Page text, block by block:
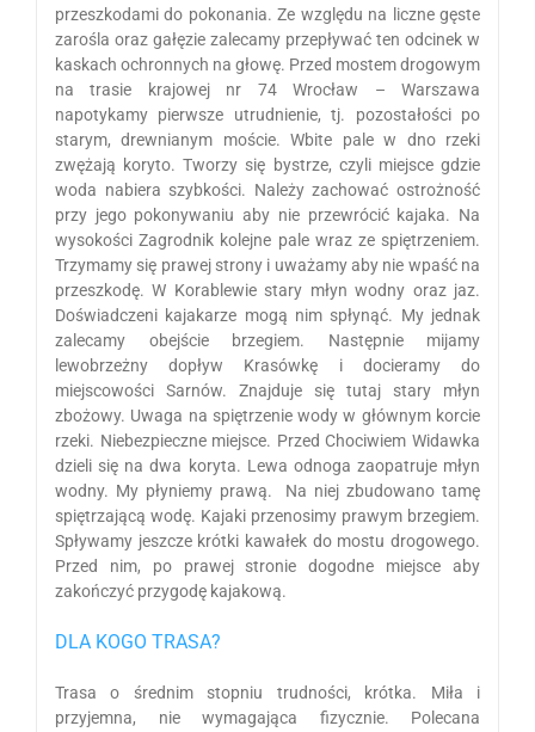
przeszkodami do pokonania. Ze względu na liczne gęste
zarośla oraz gałęzie zalecamy przepływać ten odcinek w
kaskach ochronnych na głowę. Przed mostem drogowym
na trasie krajowej nr 74 Wrocław – Warszawa
napotykamy pierwsze utrudnienie, tj. pozostałości po
starym, drewnianym moście. Wbite pale w dno rzeki
zwężają koryto. Tworzy się bystrze, czyli miejsce gdzie
woda nabiera szybkości. Należy zachować ostrożność
przy jego pokonywaniu aby nie przewrócić kajaka. Na
wysokości Zagrodnik kolejne pale wraz ze spiętrzeniem.
Trzymamy się prawej strony i uważamy aby nie wpaść na
przeszkodę. W Korablewie stary młyn wodny oraz jaz.
Doświadczeni kajakarze mogą nim spłynąć. My jednak
zalecamy obejście brzegiem. Następnie mijamy
lewobrzeżny dopływ Krasówkę i docieramy do
miejscowości Sarnów. Znajduje się tutaj stary młyn
zbożowy. Uwaga na spiętrzenie wody w głównym korcie
rzeki. Niebezpieczne miejsce. Przed Chociwiem Widawka
dzieli się na dwa koryta. Lewa odnoga zaopatruje młyn
wodny. My płyniemy prawą. Na niej zbudowano tamę
spiętrzającą wodę. Kajaki przenosimy prawym brzegiem.
Spływamy jeszcze krótki kawałek do mostu drogowego.
Przed nim, po prawej stronie dogodne miejsce aby
zakończyć przygodę kajakową.
DLA KOGO TRASA?
Trasa o średnim stopniu trudności, krótka. Miła i
przyjemna, nie wymagająca fizycznie. Polecana